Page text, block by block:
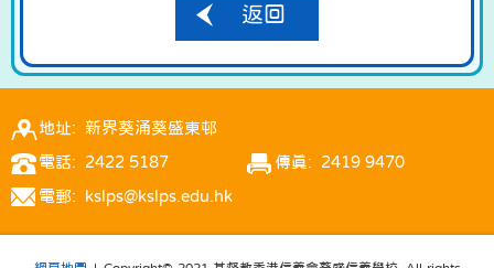
返回
地址: 新界葵涌葵盛東邨
電話: 2422 5187 傳真: 2419 9470
電郵: kslps@kslps.edu.hk